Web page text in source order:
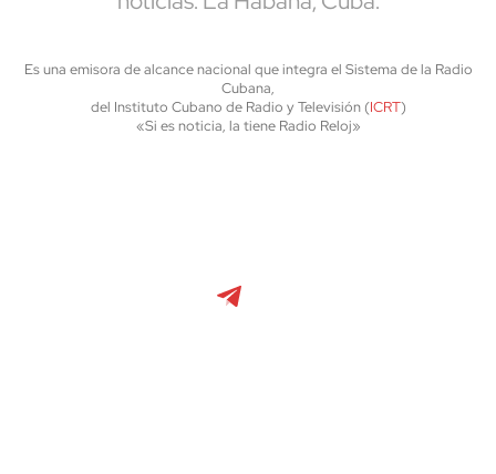
Es una emisora de alcance nacional que integra el Sistema de la Radio
Cubana,
del Instituto Cubano de Radio y Televisión (ICRT)
«Si es noticia, la tiene Radio Reloj»